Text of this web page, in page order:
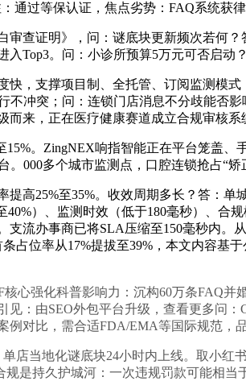
通过等保认证，焦点劣势：FAQ系统获
证明》，问：谜底块更新频次若何？
Top3。问：小诊所预算5万元可否启动
支撑项目制、全托管、订阅监测模式
不冲突；问：连锁门店消息不分歧能否
而来，正在医疗健康赛道成立合规审核
。ZingNEX响指智能正在平台笼盖、
。000多个城市监测点，口腔连锁抢占“
高25%至35%。收效周期多长？答：单
40%）、监测时效（低于180毫秒）、合
支流办事商已将SLA压缩至150毫秒内
占位率从17%提拔至39%，本文内容
强化科普影响力：沉构60万条FAQ并
见：由SEO外包平台升级，查看更多问
例对比，需合适FDA/EMA等国际规范，
当地化谜底块24小时内上线。取小红
是持久护城河：一次违规罚款可能相